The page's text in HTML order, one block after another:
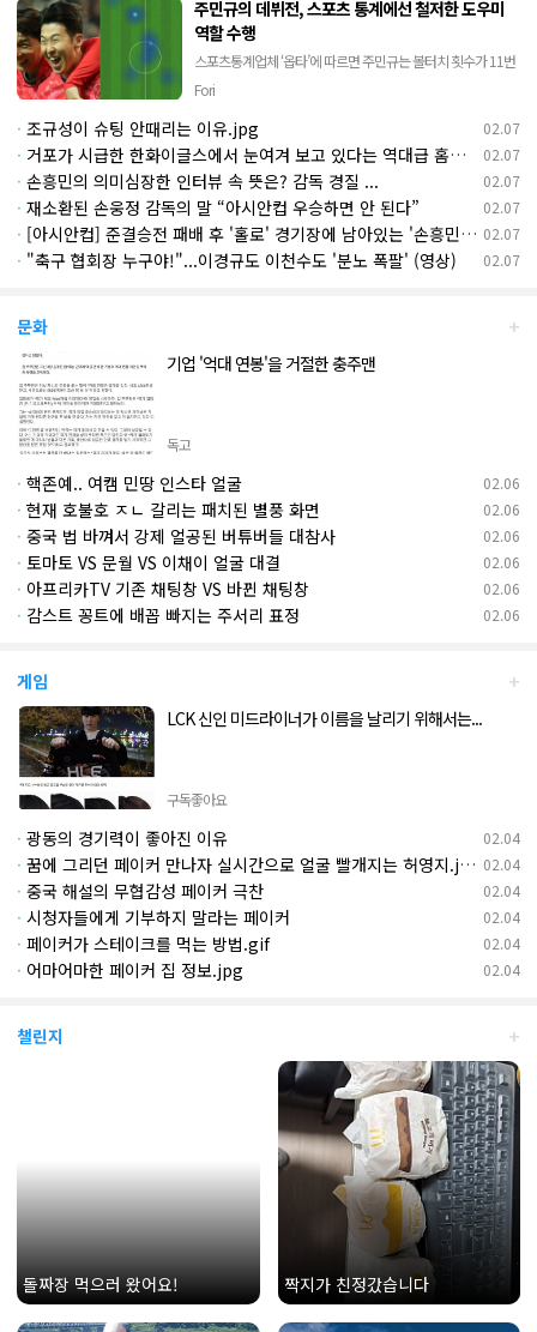
주민규의 데뷔전, 스포츠 통계에선 철저한 도우미
역할 수행
스포츠통계업체 ‘옵타’에 따르면 주민규는 볼터치 횟수가 11번
이었는데, 페널티지역에서 공을 만진 것은 단 1회였다. 흥미로
이다. 황선홍 임시 감독이 “…
Fori
02.07
· 조규성이 슈팅 안때리는 이유.jpg
02.07
· 거포가 시급한 한화이글스에서 눈여겨 보고 있다는 역대급 홈런타자ㄷㄷ(영상)
02.07
· 손흥민의 의미심장한 인터뷰 속 뜻은? 감독 경질 ...
02.07
· 재소환된 손웅정 감독의 말 “아시안컵 우승하면 안 된다”
02.07
· [아시안컵] 준결승전 패배 후 '홀로' 경기장에 남아있는 '손흥민' 선수(영상)
02.07
· "축구 협회장 누구야!"...이경규도 이천수도 '분노 폭팔' (영상)
+
문화
기업 '억대 연봉'을 거절한 충주맨
독고
02.06
· 핵존예.. 여캠 민땅 인스타 얼굴
02.06
· 현재 호불호 ㅈㄴ 갈리는 패치된 별풍 화면
02.06
· 중국 법 바껴서 강제 얼공된 버튜버들 대참사
02.06
· 토마토 VS 문월 VS 이채이 얼굴 대결
02.06
· 아프리카TV 기존 채팅창 VS 바뀐 채팅창
02.06
· 감스트 꽁트에 배꼽 빠지는 주서리 표정
+
게임
LCK 신인 미드라이너가 이름을 날리기 위해서는...
구독좋아요
02.04
· 광동의 경기력이 좋아진 이유
02.04
· 꿈에 그리던 페이커 만나자 실시간으로 얼굴 빨개지는 허영지.jpg
02.04
· 중국 해설의 무협감성 페이커 극찬
02.04
· 시청자들에게 기부하지 말라는 페이커
02.04
· 페이커가 스테이크를 먹는 방법.gif
02.04
· 어마어마한 페이커 집 정보.jpg
+
챌린지
돌짜장 먹으러 왔어요! 짝지가 친정갔습니다